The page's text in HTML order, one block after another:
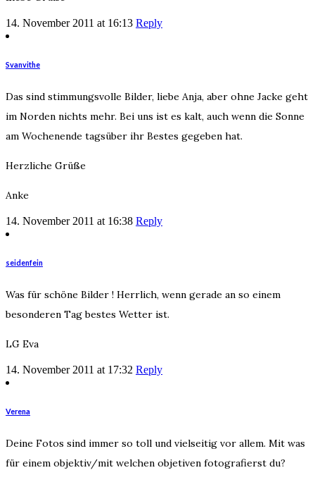
14. November 2011 at 16:13 Reply
Svanvithe
Das sind stimmungsvolle Bilder, liebe Anja, aber ohne Jacke geht
im Norden nichts mehr. Bei uns ist es kalt, auch wenn die Sonne
am Wochenende tagsüber ihr Bestes gegeben hat.
Herzliche Grüße
Anke
14. November 2011 at 16:38 Reply
seidenfein
Was für schöne Bilder ! Herrlich, wenn gerade an so einem
besonderen Tag bestes Wetter ist.
LG Eva
14. November 2011 at 17:32 Reply
Verena
Deine Fotos sind immer so toll und vielseitig vor allem. Mit was
für einem objektiv/mit welchen objetiven fotografierst du?